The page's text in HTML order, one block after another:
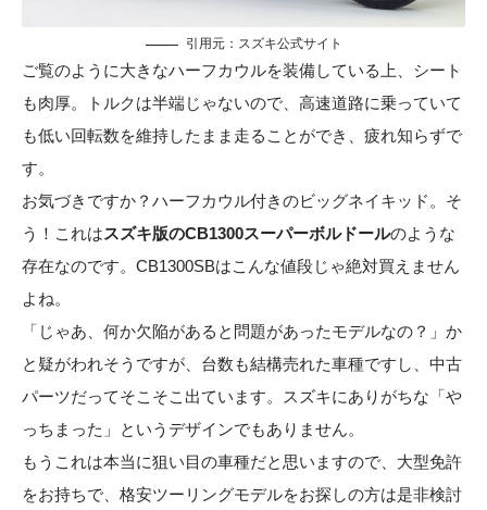
引用元： スズキ公式サイト
ご覧のように大きなハーフカウルを装備している上、シート
も肉厚。トルクは半端じゃないので、高速道路に乗っていて
も低い回転数を維持したまま走ることができ、疲れ知らずで
す。
お気づきですか？ハーフカウル付きのビッグネイキッド。そ
う！これはスズキ版のCB1300スーパーボルドールのような
存在なのです。CB1300SBはこんな値段じゃ絶対買えません
よね。
「じゃあ、何か欠陥があると問題があったモデルなの？」か
と疑がわれそうですが、台数も結構売れた車種ですし、中古
パーツだってそこそこ出ています。スズキにありがちな「や
っちまった」というデザインでもありません。
もうこれは本当に狙い目の車種だと思いますので、大型免許
をお持ちで、格安ツーリングモデルをお探しの方は是非検討